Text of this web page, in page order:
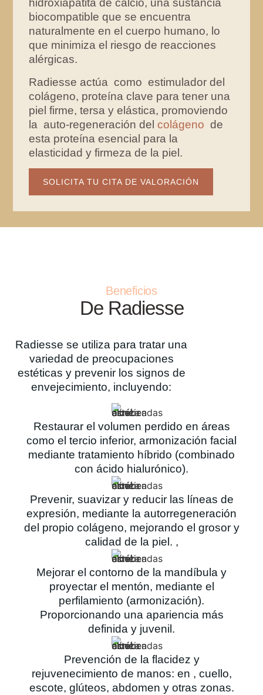
hidroxiapatita de calcio, una sustancia
biocompatible que se encuentra
naturalmente en el cuerpo humano, lo
que minimiza el riesgo de reacciones
alérgicas.
Radiesse actúa como estimulador del
colágeno, proteína clave para tener una
piel firme, tersa y elástica, promoviendo
la auto-regeneración del colágeno de
esta proteína esencial para la
elasticidad y firmeza de la piel.
SOLICITA TU CITA DE VALORACIÓN
Beneficios
De Radiesse
Radiesse se utiliza para tratar una
variedad de preocupaciones
estéticas y prevenir los signos de
envejecimiento, incluyendo:
Restaurar el volumen perdido en áreas
como el tercio inferior, armonización facial
mediante tratamiento híbrido (combinado
con ácido hialurónico).
Prevenir, suavizar y reducir las líneas de
expresión, mediante la autorregeneración
del propio colágeno, mejorando el grosor y
calidad de la piel. ,
Mejorar el contorno de la mandíbula y
proyectar el mentón, mediante el
perfilamiento (armonización).
Proporcionando una apariencia más
definida y juvenil.
Prevención de la flacidez y
rejuvenecimiento de manos: en , cuello,
escote, glúteos, abdomen y otras zonas.